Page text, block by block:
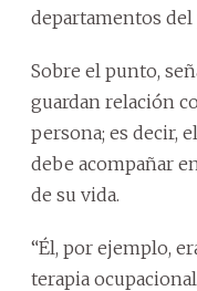
departamentos del
Sobre el punto,
guardan relación
persona; es decir,
debe acompañar
de su vida.
“Él, por ejemplo,
terapia